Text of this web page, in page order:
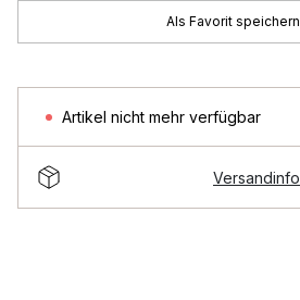
Als Favorit speichern
Artikel nicht mehr verfügbar
Versandinfo